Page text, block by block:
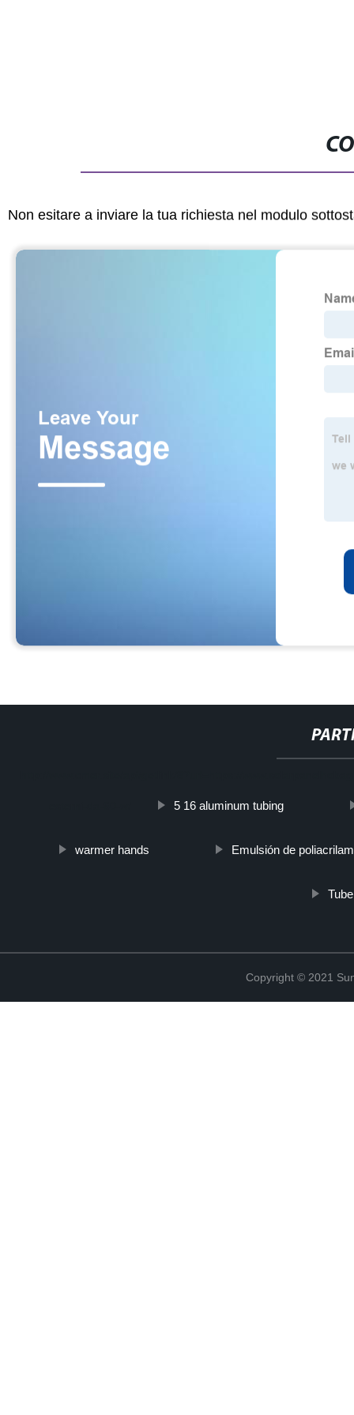
Non esitare a inviare la tua richiesta nel modulo
5 16 aluminum tubing
warmer hands Emulsión de
Copyright © 2021